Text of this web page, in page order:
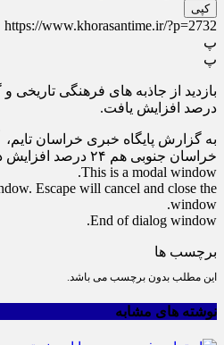
کپی
https://www.khorasantime.ir/?p=2732
پ
پ
درصد افزایش یافت.
به گزارش پایگاه خبری خراسان
خراسان جنوبی هم ۲۴ درصد افزایش داشته است.
This is a modal window.
Escape will cancel and close the
window.
End of dialog window.
برچسب ها
این مطلب بدون برچسب می باشد.
نوشته های مشابه